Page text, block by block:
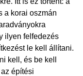
a korai oszmán
ilyen felfedezés
le kell állítani.
kell, és be kell
építési